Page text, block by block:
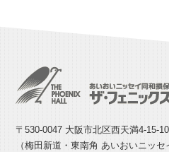
〒530-0047 大阪市北区西天満4-15-10
（梅田新道・東南角 あいおいニッ